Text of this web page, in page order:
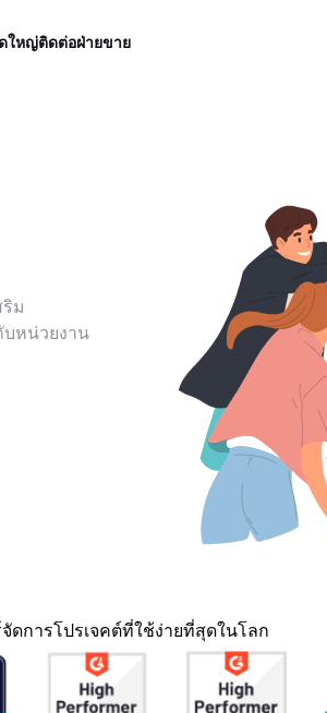
ใหญ่ติดต่อฝ่ายขาย
ม
หน่วยงาน
ดการโปรเจคต์ที่ใช้ง่ายที่สุดในโลก